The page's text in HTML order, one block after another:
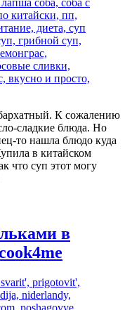
К сожалению
сладкие блюда. Но
то нашла блюдо куда
в китайском
что суп этот могу
в